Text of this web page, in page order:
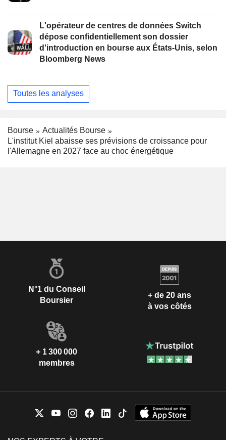
L'opérateur de centres de données Switch
dépose confidentiellement son dossier
d'introduction en bourse aux États-Unis, selon
Bloomberg News
Toutes les analyses
Bourse
Actualités Bourse
L'institut Kiel abaisse ses prévisions de croissance pour
l'Allemagne en 2027 face au choc énergétique
N°1 du Conseil
Boursier
+ de 20 ans
à vos côtés
+ 1 300 000
membres